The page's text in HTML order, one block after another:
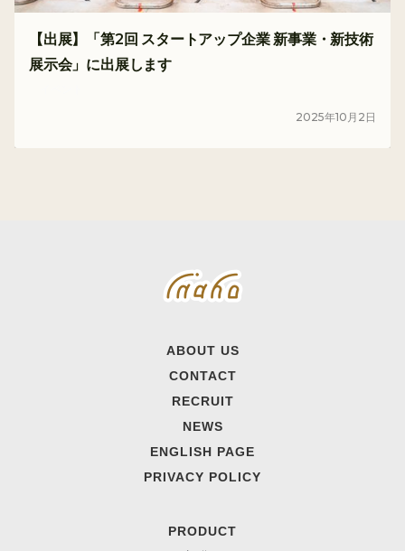
【出展】「第2回 スタートアップ企業 新事業・新技術
展示会」に出展します
2025年10 月 2 日
ABOUT US
CONTACT
RECRUIT
NEWS
ENGLISH PAGE
PRIVACY POLICY
PRODUCT